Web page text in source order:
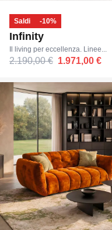
Saldi -10%
Infinity
Il living per eccellenza. Linee...
2.190,00 € 1.971,00 €